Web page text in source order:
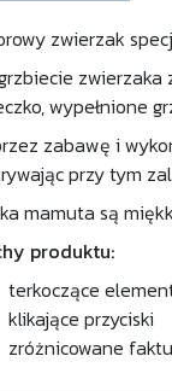
zwierzak
zwierzaka
wypełnione
zabawę i
przy tym
mamuta są
produktu:
terkoczące
klikające przyciski
zróżnicowane